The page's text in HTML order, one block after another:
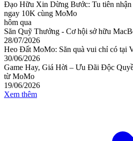
Đạo Hữu Xin Dừng Bước: Tu tiên nhận
ngay 10K cùng MoMo
hôm qua
Săn Quỹ Thưởng - Cơ hội sở hữu
28/07/2026
Heo Đất MoMo: Săn quà vui chỉ có tại
30/06/2026
Game Hay, Giá Hời – Ưu Đãi Độc
từ MoMo
19/06/2026
Xem thêm